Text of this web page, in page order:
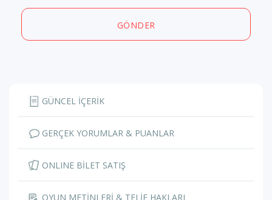
GÖNDER
GÜNCEL İÇERİK
GERÇEK YORUMLAR & PUANLAR
ONLINE BİLET SATIŞ
OYUN METİNLERİ & TELİF HAKLARI